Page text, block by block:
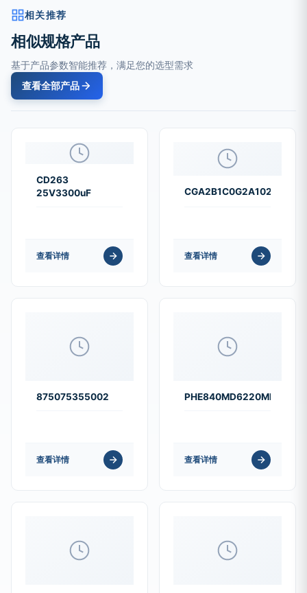
相关推荐
相似规格产品
基于产品参数智能推荐，满足您的选型需求
查看全部产品
CD263
25V3300uF
查看详情 查看详情
875075355002
查看详情 查看详情